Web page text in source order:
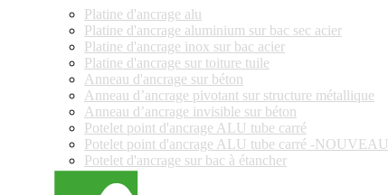
Platine d'ancrage alu
Platine d'ancrage aluminium sur bac sec acier
Platine d'ancrage inox sur bac acier
Platine d'ancrage sur toiture tuile
Anneau d'ancrage sur béton
Anneau d’ancrage pivotant sur structure métallique
Anneau d’ancrage invisible sur béton
Potelet point d'ancrage ALU tube carré
Potelet point d'ancrage ALU tube carré -NOUVEAU
Potelet d'ancrage sur bac à étancher